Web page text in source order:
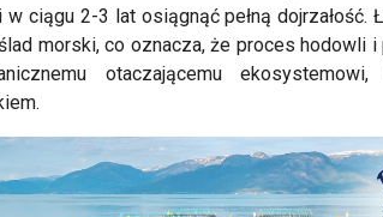
w ciągu 2-3 lat osiągnąć pełną dojrzałość.
morski, co oznacza, że proces hodowli
otaczającemu